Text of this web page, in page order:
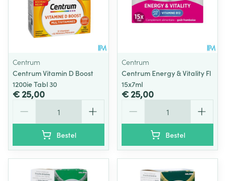
Centrum
Centrum Vitamin D Boost
1200ie Tabl 30
€ 25,00
Bestel
Centrum
Centrum Energy & Vitality Fl
15x7ml
€ 25,00
Bestel